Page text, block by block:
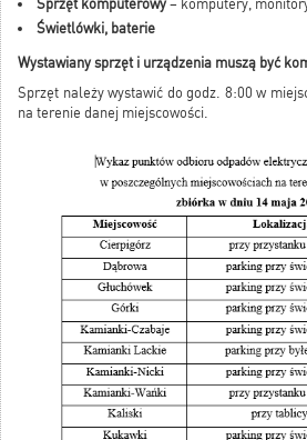
Sprzęt komputerowy– komputery,
Świetlówki, baterie
Wystawiany sprzęt i urządzenia muszą być
Sprzęt należy wystawić do godz. 8:00 w
na terenie danej miejscowości.